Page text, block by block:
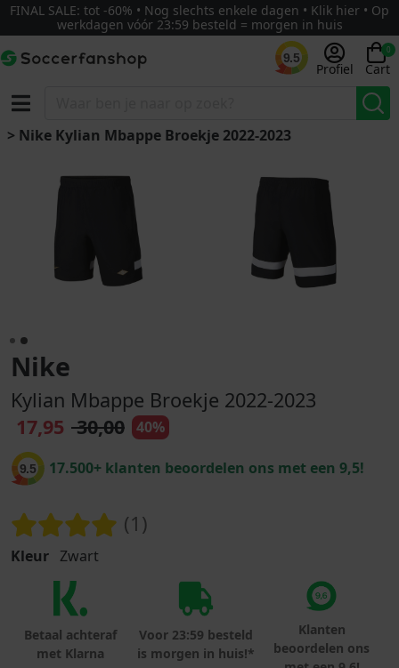
FINAL SALE: tot -60% • Nog slechts enkele dagen • Klik hier • Op
werkdagen vóór 23:59 besteld = morgen in huis
9.5
Profiel
0
Cart
> Nike Kylian Mbappe Broekje 2022-2023
Nike
Kylian Mbappe Broekje 2022-2023
17,95 30,00 40%
9.5 17.500+ klanten beoordelen ons met een 9,5!
(1)
Kleur Zwart
Betaal achteraf
met Klarna
Voor 23:59 besteld
is morgen in huis!*
Klanten
beoordelen ons